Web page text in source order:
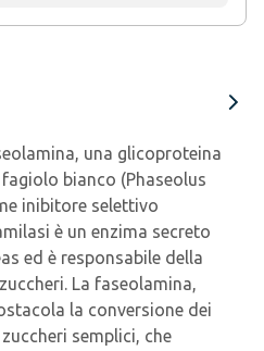
una glicoproteina
bianco (Phaseolus
inibitore selettivo
è un enzima secreto
ed è responsabile della
La faseolamina,
la conversione dei
semplici, che